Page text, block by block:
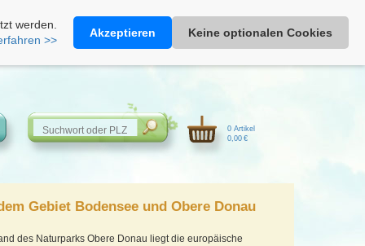
Heimathonig auf Facebook|Kunden-Login|Warenkorb
werden.
>>
Akzeptieren Keine optionalen Cookies
0 Artikel
0,00 €
Gebiet Bodensee und Obere Donau
des Naturparks Obere Donau liegt die europäische